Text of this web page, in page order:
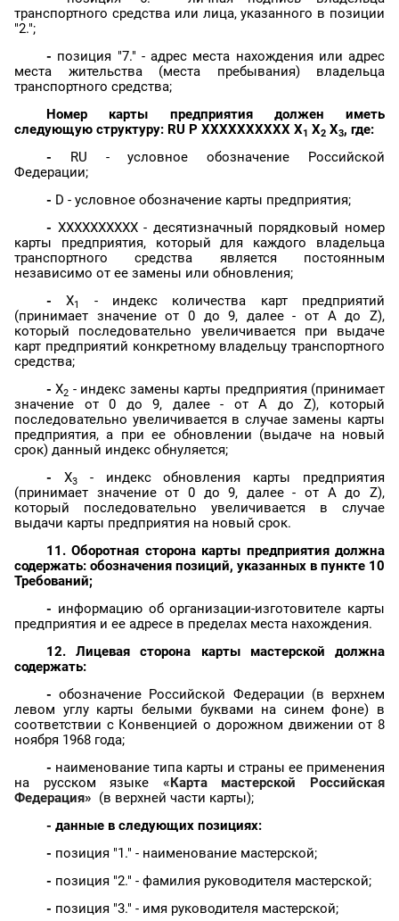
транспортного средства или лица, указанного в позиции
"2.";
- позиция "7." - адрес места нахождения или адрес
места жительства (места пребывания) владельца
транспортного средства;
Номер карты предприятия должен иметь
следующую структуру: RU P XXXXXXXXXX X1 X2 X3, где:
- RU - условное обозначение Российской
Федерации;
- D - условное обозначение карты предприятия;
- XXXXXXXXXX - десятизначный порядковый номер
карты предприятия, который для каждого владельца
транспортного средства является постоянным
независимо от ее замены или обновления;
-X1
- индекс количества карт предприятий
(принимает значение от 0 до 9, далее - от A до Z),
который последовательно увеличивается при выдаче
карт предприятий конкретному владельцу транспортного
средства;
-X2 - индекс замены карты предприятия (принимает
значение от 0 до 9, далее - от A до Z), который
последовательно увеличивается в случае замены карты
предприятия, а при ее обновлении (выдаче на новый
срок) данный индекс обнуляется;
- X3- индекс обновления карты предприятия
(принимает значение от 0 до 9, далее - от A до Z),
который последовательно увеличивается в случае
выдачи карты предприятия на новый срок.
11. Оборотная сторона карты предприятия должна
содержать: обозначения позиций, указанных в пункте 10
Требований;
- информацию об организации-изготовителе карты
предприятия и ее адресе в пределах места нахождения.
12. Лицевая сторона карты мастерской должна
содержать:
-обозначение Российской Федерации (в верхнем
левом углу карты белыми буквами на синем фоне) в
соответствии с Конвенцией о дорожном движении от 8
ноября 1968 года;
- наименование типа карты и страны ее применения
на русском языке «Карта мастерской Российская
Федерация» (в верхней части карты);
- данные в следующих позициях:
- позиция "1." - наименование мастерской;
- позиция "2." - фамилия руководителя мастерской;
- позиция "3." - имя руководителя мастерской;